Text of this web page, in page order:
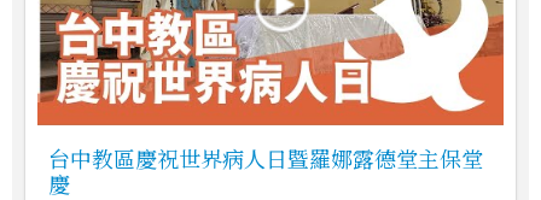
台中教區慶祝世界病人日暨羅娜露德堂主保堂
慶